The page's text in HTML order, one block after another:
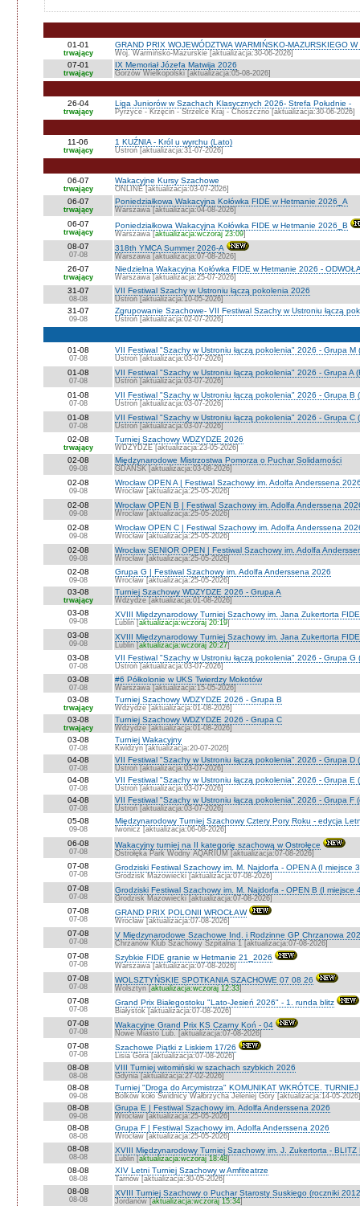
01-01
trwający
GRAND PRIX WOJEWÓDZTWA WARMIŃSKO-MAZURSKIEGO
Woj. Warmińsko-Mazurskie [aktualizacja:30-06-2026]
07-01
trwający
IX Memoriał Józefa Matwija 2026
Gorzów Wielkopolski [aktualizacja:05-08-2026]
26-04
trwający
Liga Juniorów w Szachach Klasycznych 2026- Strefa Południe -
Pyrzyce - Krzęcin - Strzelce Kraj - Choszczno [aktualizacja:30-06-2026]
11-06
trwający
1 KUŹNIA - Król u wyrchu (Lato)
Ustroń [aktualizacja:31-07-2026]
06-07
trwający
Wakacyjne Kursy Szachowe
ONLINE [aktualizacja:03-07-2026]
06-07
trwający
Poniedziałkowa Wakacyjna Kołówka FIDE w Hetmanie 2026_A
Warszawa [aktualizacja:04-08-2026]
06-07
trwający
Poniedziałkowa Wakacyjna Kołówka FIDE w Hetmanie 2026_B
Warszawa [aktualizacja:wczoraj 23:09]
08-07
07-08
318th YMCA Summer 2026-A
Warszawa [aktualizacja:07-08-2026]
26-07
trwający
Niedzielna Wakacyjna Kołówka FIDE w Hetmanie 2026 -
Warszawa [aktualizacja:25-07-2026]
31-07
08-08
VII Festiwal Szachy w Ustroniu łączą pokolenia 2026
Ustroń [aktualizacja:10-05-2026]
31-07
09-08
Zgrupowanie Szachowe- VII Festiwal Szachy w Ustroniu łączą
Ustroń [aktualizacja:02-07-2026]
01-08
07-08
VII Festiwal "Szachy w Ustroniu łączą pokolenia" 2026 - Grupa M
Ustroń [aktualizacja:03-07-2026]
01-08
07-08
VII Festiwal "Szachy w Ustroniu łączą pokolenia" 2026 - Grupa A
Ustroń [aktualizacja:03-07-2026]
01-08
07-08
VII Festiwal "Szachy w Ustroniu łączą pokolenia" 2026 - Grupa B
Ustroń [aktualizacja:03-07-2026]
01-08
07-08
VII Festiwal "Szachy w Ustroniu łączą pokolenia" 2026 - Grupa C
Ustroń [aktualizacja:03-07-2026]
02-08
trwający
Turniej Szachowy WDZYDZE 2026
WDZYDZE [aktualizacja:23-05-2026]
02-08
09-08
Międzynarodowe Mistrzostwa Pomorza o Puchar Solidarności
GDAŃSK [aktualizacja:03-08-2026]
02-08
09-08
Wrocław OPEN A | Festiwal Szachowy im. Adolfa Anderssena
Wrocław [aktualizacja:25-05-2026]
02-08
09-08
Wrocław OPEN B | Festiwal Szachowy im. Adolfa Anderssena
Wrocław [aktualizacja:25-05-2026]
02-08
09-08
Wrocław OPEN C | Festiwal Szachowy im. Adolfa Anderssena
Wrocław [aktualizacja:25-05-2026]
02-08
09-08
Wrocław SENIOR OPEN | Festiwal Szachowy im. Adolfa
Wrocław [aktualizacja:25-05-2026]
02-08
09-08
Grupa G | Festiwal Szachowy im. Adolfa Anderssena 2026
Wrocław [aktualizacja:25-05-2026]
03-08
trwający
Turniej Szachowy WDZYDZE 2026 - Grupa A
Wdzydze [aktualizacja:01-08-2026]
03-08
09-08
XVIII Międzynarodowy Turniej Szachowy im. Jana Zukertorta
Lublin [aktualizacja:wczoraj 20:19]
03-08
09-08
XVIII Międzynarodowy Turniej Szachowy im. Jana Zukertorta
Lublin [aktualizacja:wczoraj 20:27]
03-08
07-08
VII Festiwal "Szachy w Ustroniu łączą pokolenia" 2026 - Grupa G
Ustroń [aktualizacja:03-07-2026]
03-08
07-08
#6 Półkolonie w UKS Twierdzy Mokotów
Warszawa [aktualizacja:15-05-2026]
03-08
trwający
Turniej Szachowy WDZYDZE 2026 - Grupa B
Wdzydze [aktualizacja:01-08-2026]
03-08
trwający
Turniej Szachowy WDZYDZE 2026 - Grupa C
Wdzydze [aktualizacja:01-08-2026]
03-08
07-08
Turniej Wakacyjny
Kwidzyn [aktualizacja:20-07-2026]
04-08
07-08
VII Festiwal "Szachy w Ustroniu łączą pokolenia" 2026 - Grupa D
Ustroń [aktualizacja:03-07-2026]
04-08
07-08
VII Festiwal "Szachy w Ustroniu łączą pokolenia" 2026 - Grupa E
Ustroń [aktualizacja:03-07-2026]
04-08
07-08
VII Festiwal "Szachy w Ustroniu łączą pokolenia" 2026 - Grupa F
Ustroń [aktualizacja:03-07-2026]
05-08
09-08
Międzynarodowy Turniej Szachowy Cztery Pory Roku - edycja
Iwonicz [aktualizacja:06-08-2026]
06-08
07-08
Wakacyjny turniej na II kategorię szachową w Ostrołęce
Ostrołęka Park Wodny AQARIUM [aktualizacja:07-08-2026]
07-08
07-08
Grodziski Festiwal Szachowy im. M. Najdorfa - OPEN A (I miejsce
Grodzisk Mazowiecki [aktualizacja:07-08-2026]
07-08
07-08
Grodziski Festiwal Szachowy im. M. Najdorfa - OPEN B (I miejsce
Grodzisk Mazowiecki [aktualizacja:07-08-2026]
07-08
07-08
GRAND PRIX POLONII WROCŁAW
Wrocław [aktualizacja:07-08-2026]
07-08
07-08
V Międzynarodowe Szachowe Ind. i Rodzinne GP Chrzanowa
Chrzanów Klub Szachowy Szpitalna 1 [aktualizacja:07-08-2026]
07-08
07-08
Szybkie FIDE granie w Hetmanie 21_2026
Warszawa [aktualizacja:07-08-2026]
07-08
07-08
WOLSZTYŃSKIE SPOTKANIA SZACHOWE 07 08 26
Wolsztyn [aktualizacja:wczoraj 12:33]
07-08
07-08
Grand Prix Białegostoku "Lato-Jesień 2026" - 1. runda blitz
Białystok [aktualizacja:07-08-2026]
07-08
07-08
Wakacyjne Grand Prix KS Czarny Koń - 04
Nowe Miasto Lub. [aktualizacja:07-08-2026]
07-08
07-08
Szachowe Piątki z Liskiem 17/26
Lisia Góra [aktualizacja:07-08-2026]
08-08
08-08
VIII Turniej witomiński w szachach szybkich 2026
Gdynia [aktualizacja:27-02-2026]
08-08
09-08
Turniej "Droga do Arcymistrza" KOMUNIKAT WKRÓTCE.
Bolków koło Świdnicy Wałbrzycha Jeleniej Góry [aktualizacja:14-05-2026]
08-08
09-08
Grupa E | Festiwal Szachowy im. Adolfa Anderssena 2026
Wrocław [aktualizacja:25-05-2026]
08-08
08-08
Grupa F | Festiwal Szachowy im. Adolfa Anderssena 2026
Wrocław [aktualizacja:25-05-2026]
08-08
08-08
XVIII Międzynarodowy Turniej Szachowy im. J. Zukertorta -
Lublin [aktualizacja:wczoraj 18:48]
08-08
08-08
XIV Letni Turniej Szachowy w Amfiteatrze
Tarnów [aktualizacja:30-05-2026]
08-08
08-08
XVIII Turniej Szachowy o Puchar Starosty Suskiego (roczniki
Jordanów [aktualizacja:wczoraj 15:34]